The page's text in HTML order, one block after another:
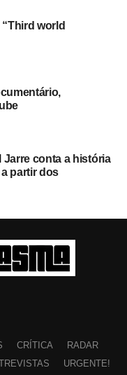
world
Jarre conta a história
partir dos
CRÍTICA
RADAR
URGENTE!